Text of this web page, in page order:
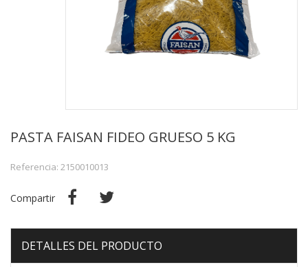
PASTA FAISAN FIDEO GRUESO 5 KG
Referencia: 2150010013
Compartir
DETALLES DEL PRODUCTO